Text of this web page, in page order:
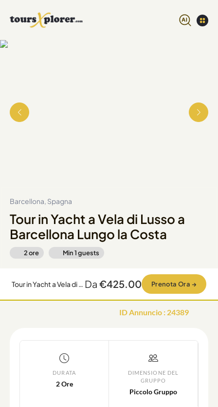
Barcellona, Spagna
Tour in Yacht a Vela di Lusso a
Barcellona Lungo la Costa
2 ore Min1guests
Tour in Yacht a Vela di Lusso a Barcellona Lungo la Costa Da €425.00 Prenota Ora →
ID Annuncio : 24389
DURATA
2 Ore
DIMENSIONE DEL
GRUPPO
Piccolo Gruppo